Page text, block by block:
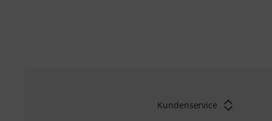
Kundenservice